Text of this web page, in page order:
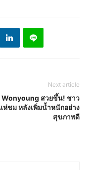
Next article
Wonyoung สวยขึ้น! ชาว
ห่ชม หลังเพิ่มน้ำหนักอย่าง
สุขภาพดี